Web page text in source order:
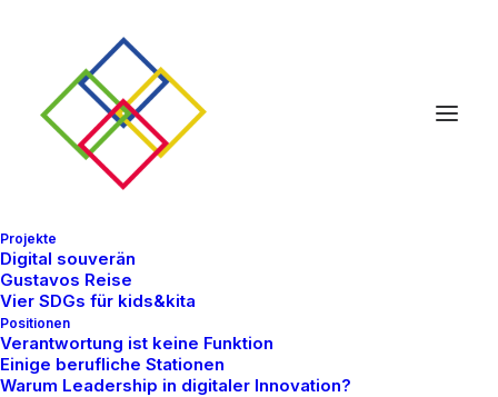
Projekte
Digital souverän
Gustavos Reise
Vier SDGs für kids&kita
Positionen
Verantwortung ist keine Funktion
Einige berufliche Stationen
Warum Leadership in digitaler Innovation?